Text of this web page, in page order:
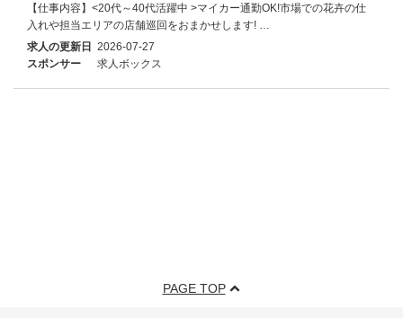
【仕事内容】<20代～40代活躍中 >マイカー通勤OK!市場での花卉の仕
入れや担当エリアの店舗巡回をおまかせします! …
求人の更新日 2026-07-27
スポンサー
求人ボックス
PAGE TOP